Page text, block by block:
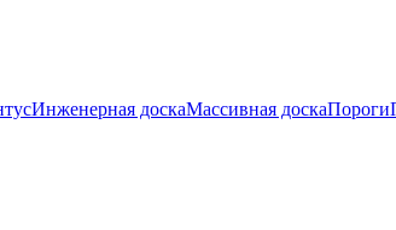
Инженерная доскаМассивная доскаПороги